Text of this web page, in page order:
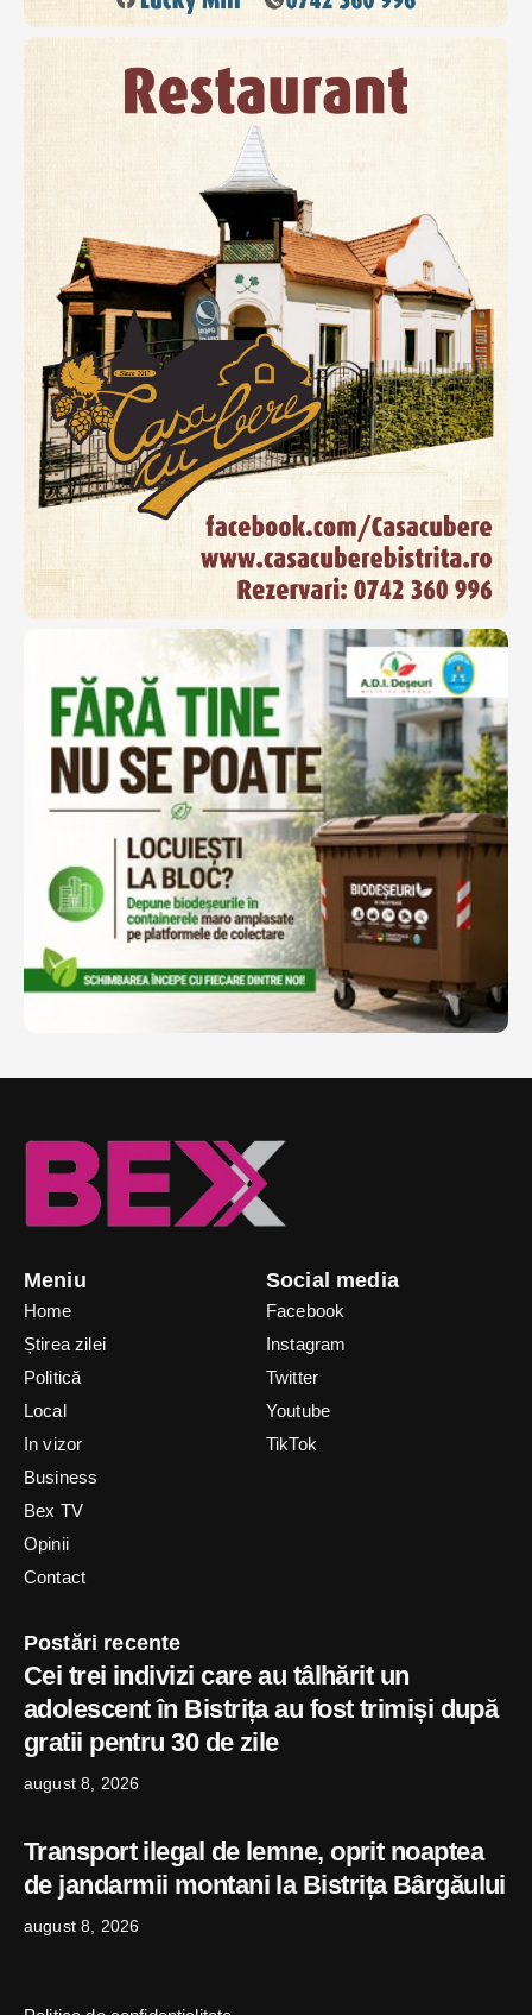
Meniu
Home
Știrea zilei
Politică
Local
In vizor
Business
Bex TV
Opinii
Contact
Social media
Facebook
Instagram
Twitter
Youtube
TikTok
Postări recente
Cei trei indivizi care au tâlhărit un
adolescent în Bistrița au fost trimiși după
gratii pentru 30 de zile
august 8, 2026
Transport ilegal de lemne, oprit noaptea
de jandarmii montani la Bistrița Bârgăului
august 8, 2026